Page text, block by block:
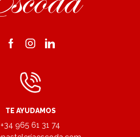
Facebook
Instagram
Linkedin
TE AYUDAMOS
+34 965 61 31 74